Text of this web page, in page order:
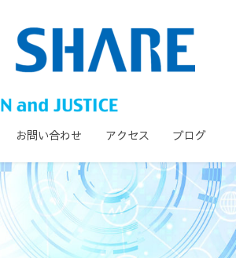
お問い合わせ アクセス ブログ